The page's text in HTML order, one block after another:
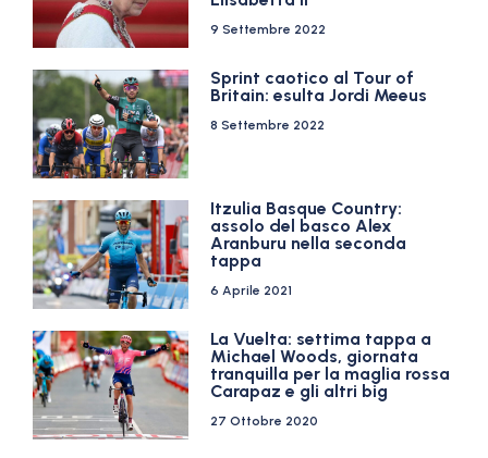
9 Settembre 2022
Sprint caotico al Tour of
Britain: esulta Jordi Meeus
8 Settembre 2022
Itzulia Basque Country:
assolo del basco Alex
Aranburu nella seconda
tappa
6 Aprile 2021
La Vuelta: settima tappa a
Michael Woods, giornata
tranquilla per la maglia rossa
Carapaz e gli altri big
27 Ottobre 2020